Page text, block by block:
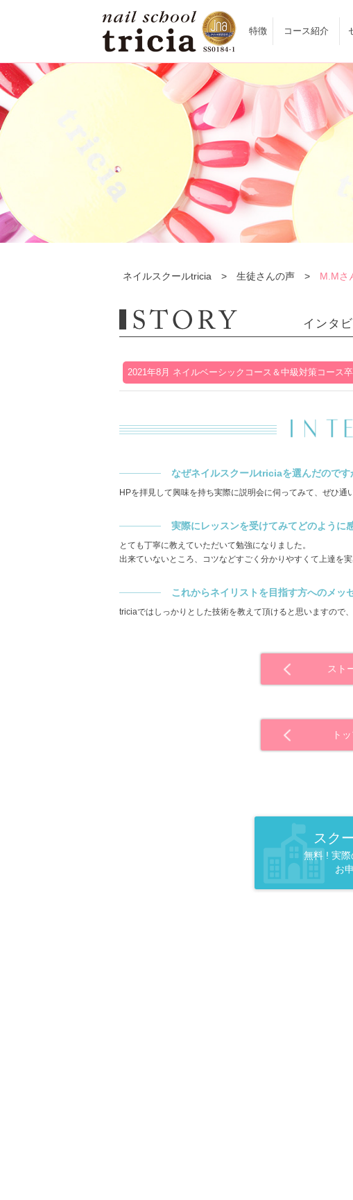
特徴 コース紹介
ネイルスクールtricia > 生徒さんの声 > M.Mさ
インタ
2021年8月 ネイルベーシックコース＆中級対策コース
なぜネイルスクールtriciaを選んだのです
HPを拝見して興味を持ち実際に説明会に伺ってみて、ぜひ通
実際にレッスンを受けてみてどのように
とても丁寧に教えていただいて勉強になりました。
出来ていないところ、コツなどすごく分かりやすくて上達を実
これからネイリストを目指す方へのメッ
triciaではしっかりとした技術を教えて頂けると思いますので
スト
ト
スク
無料 ! 実
お